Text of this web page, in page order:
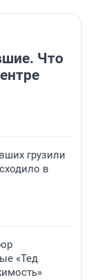
Что
грузили
в
«Тед